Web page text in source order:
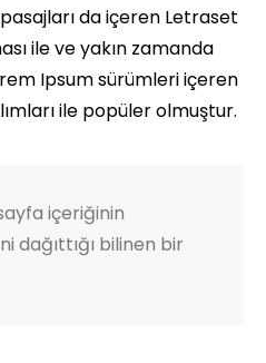
da içeren Letraset
ile ve yakın zamanda
Ipsum sürümleri içeren
ile popüler olmuştur.
içeriğinin
dağıttığı bilinen bir